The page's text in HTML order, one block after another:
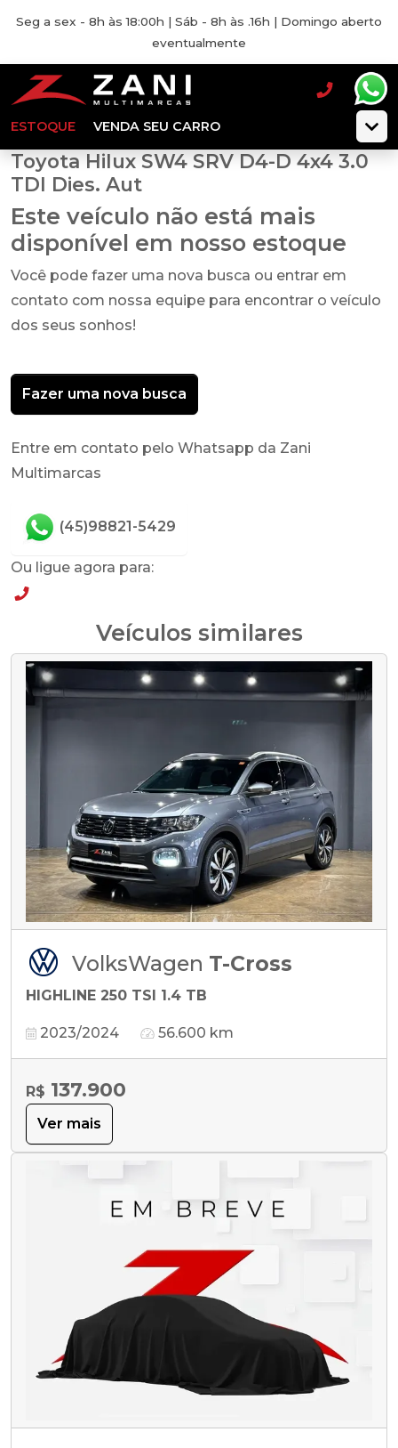
Seg a sex - 8h às 18:00h | Sáb - 8h às .16h | Domingo aberto
eventualmente
ESTOQUE VENDA SEU CARRO
Toyota Hilux SW4 SRV D4-D 4x4 3.0
TDI Dies. Aut
Este veículo não está mais
disponível em nosso estoque
Você pode fazer uma nova busca ou entrar em
contato com nossa equipe para encontrar o veículo
dos seus sonhos!
Fazer uma nova busca
Entre em contato pelo Whatsapp da Zani
Multimarcas
(45)98821-5429
Ou ligue agora para:
Veículos similares
VolksWagen T-Cross
HIGHLINE 250 TSI 1.4 TB
2023/2024 56.600 km
R$ 137.900
Ver mais